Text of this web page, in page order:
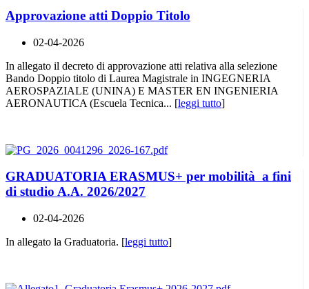
Approvazione atti Doppio Titolo
02-04-2026
In allegato il decreto di approvazione atti relativa alla selezione
Bando Doppio titolo di Laurea Magistrale in INGEGNERIA
AEROSPAZIALE (UNINA) E MASTER EN INGENIERIA
AERONAUTICA (Escuela Tecnica... [leggi tutto]
GRADUATORIA ERASMUS+ per mobilità a fini
di studio A.A. 2026/2027
02-04-2026
In allegato la Graduatoria. [leggi tutto]